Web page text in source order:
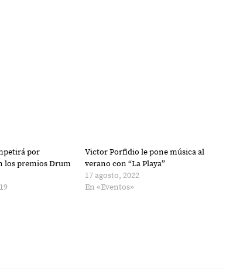
por
los premios Drum
Victor Porfidio le pone música al
verano con “La Playa”
17 agosto, 2022
En «Eventos»